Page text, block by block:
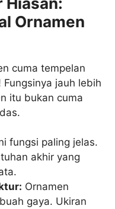
Ornamen
cuma tempelan
jauh lebih
itu bukan cuma
fungsi paling jelas.
akhir yang
Ornamen
gaya. Ukiran